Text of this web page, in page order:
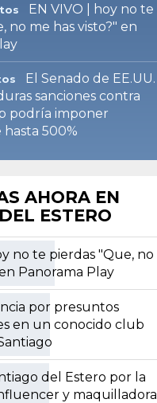
EN VIVO | hoy no te
no me has visto?" en
El Senado de EE.UU.
sanciones contra
podría imponer
hasta 500%
AHORA EN
ESTERO
no te pierdas "Que, no
Panorama Play
por presuntos
en un conocido club
del Estero por la
y maquilladora